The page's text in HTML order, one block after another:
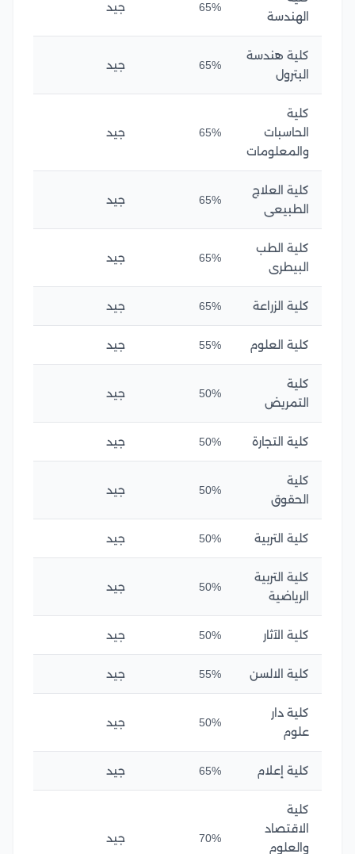
الهندسة
65% جيد
كلية هندسة
البترول
65% جيد
كلية
الحاسبات
والمعلومات
65% جيد
كلية العلاج
الطبيعى
65% جيد
كلية الطب
البيطرى
65% جيد
كلية الزراعة 65% جيد
كلية العلوم 55% جيد
كلية
التمريض
50% جيد
كلية التجارة 50% جيد
كلية
الحقوق
50% جيد
كلية التربية 50% جيد
كلية التربية
الرياضية
50% جيد
كلية الآثار 50% جيد
كلية الالسن 55% جيد
كلية دار
علوم
50% جيد
كلية إعلام 65% جيد
كلية
الاقتصاد
والعلوم
70% جيد